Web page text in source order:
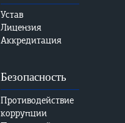
Устав
Лицензия
Аккредитация
Безопасность
Противодействие
коррупции